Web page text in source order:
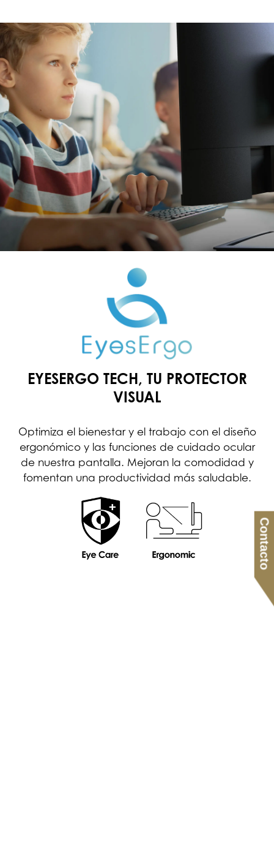
EYESERGO TECH, TU PROTECTOR
VISUAL
Optimiza el bienestar y el trabajo con el diseño
ergonómico y las funciones de cuidado ocular
de nuestra pantalla. Mejoran la comodidad y
fomentan una productividad más saludable.
Contacto